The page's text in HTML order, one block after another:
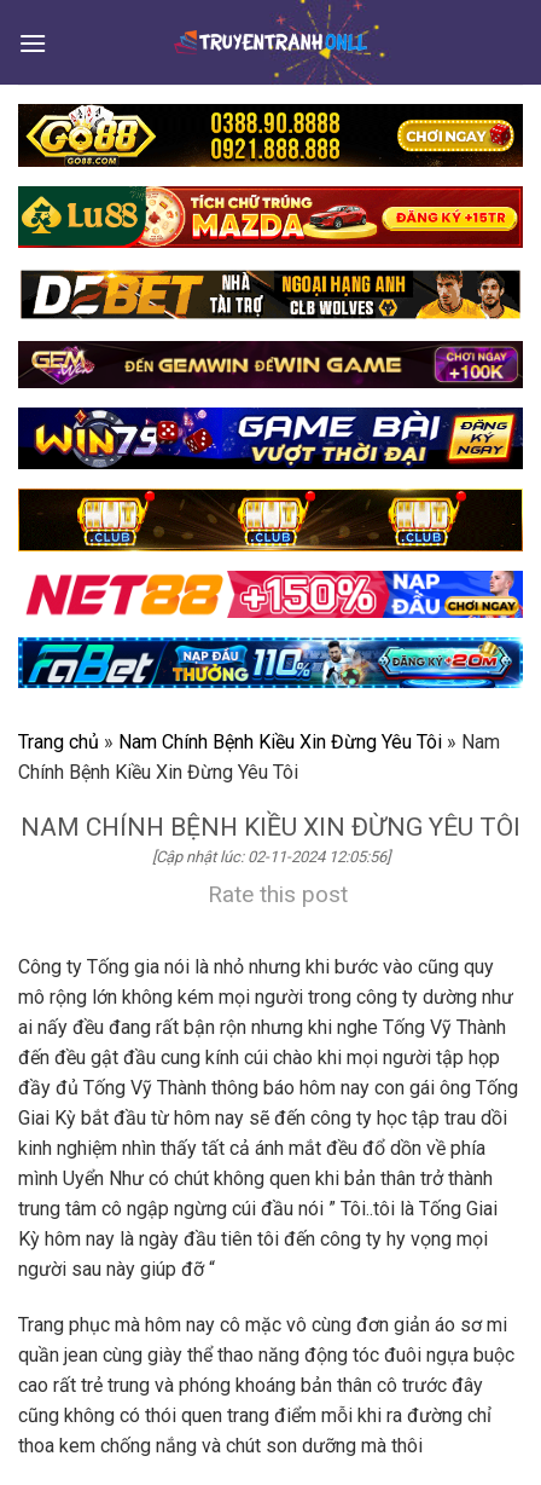
Trang chủ » Nam Chính Bệnh Kiều Xin Đừng Yêu Tôi » Nam
Chính Bệnh Kiều Xin Đừng Yêu Tôi
NAM CHÍNH BỆNH KIỀU XIN ĐỪNG YÊU TÔI
[Cập nhật lúc: 02-11-2024 12:05:56]
Rate this post
Công ty Tống gia nói là nhỏ nhưng khi bước vào cũng quy
mô rộng lớn không kém mọi người trong công ty dường như
ai nấy đều đang rất bận rộn nhưng khi nghe Tống Vỹ Thành
đến đều gật đầu cung kính cúi chào khi mọi người tập họp
đầy đủ Tống Vỹ Thành thông báo hôm nay con gái ông Tống
Giai Kỳ bắt đầu từ hôm nay sẽ đến công ty học tập trau dồi
kinh nghiệm nhìn thấy tất cả ánh mắt đều đổ dồn về phía
mình Uyển Như có chút không quen khi bản thân trở thành
trung tâm cô ngập ngừng cúi đầu nói ” Tôi..tôi là Tống Giai
Kỳ hôm nay là ngày đầu tiên tôi đến công ty hy vọng mọi
người sau này giúp đỡ “
Trang phục mà hôm nay cô mặc vô cùng đơn giản áo sơ mi
quần jean cùng giày thể thao năng động tóc đuôi ngựa buộc
cao rất trẻ trung và phóng khoáng bản thân cô trước đây
cũng không có thói quen trang điểm mỗi khi ra đường chỉ
thoa kem chống nắng và chút son dưỡng mà thôi